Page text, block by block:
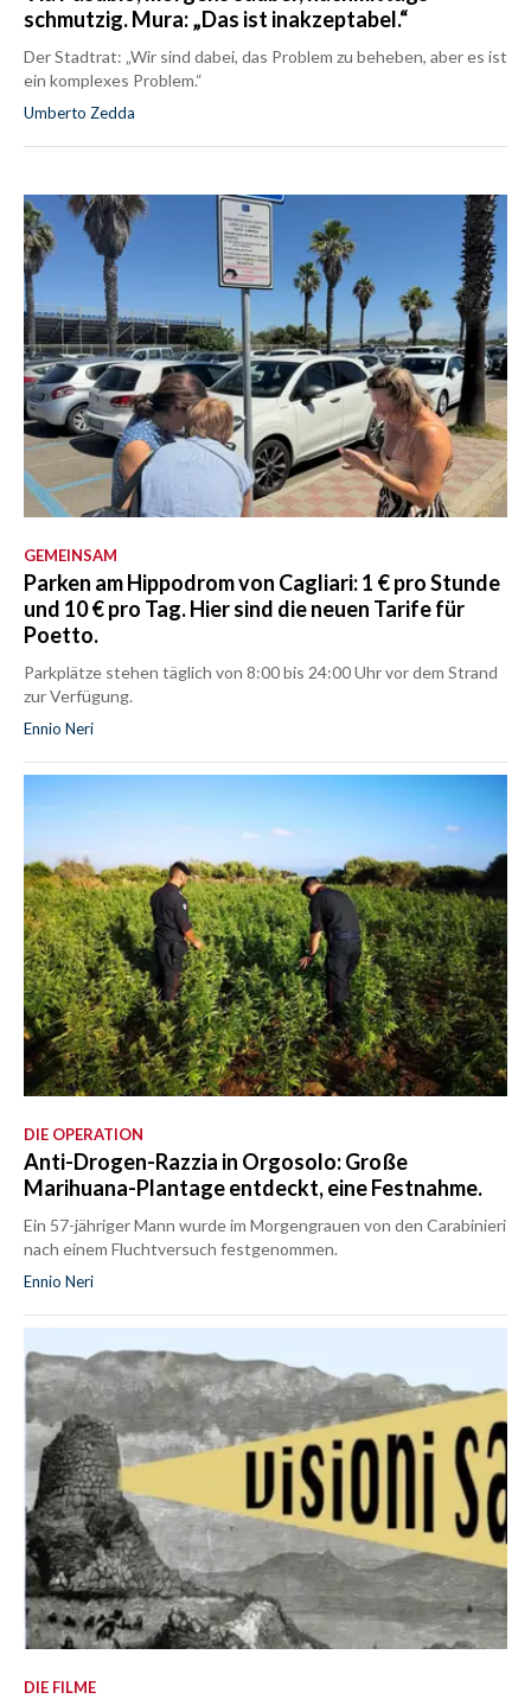
schmutzig. Mura: „Das ist inakzeptabel.“
Der Stadtrat: „Wir sind dabei, das Problem zu beheben, aber es ist
ein komplexes Problem.“
Umberto Zedda
GEMEINSAM
Parken am Hippodrom von Cagliari: 1 € pro Stunde
und 10 € pro Tag. Hier sind die neuen Tarife für
Poetto.
Parkplätze stehen täglich von 8:00 bis 24:00 Uhr vor dem Strand
zur Verfügung.
Ennio Neri
DIE OPERATION
Anti-Drogen-Razzia in Orgosolo: Große
Marihuana-Plantage entdeckt, eine Festnahme.
Ein 57-jähriger Mann wurde im Morgengrauen von den Carabinieri
nach einem Fluchtversuch festgenommen.
Ennio Neri
DIE FILME